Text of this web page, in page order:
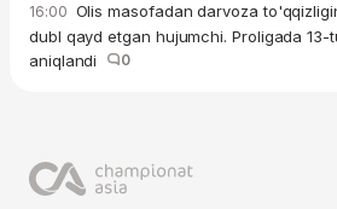
16:00 Olis masofadan darvoza
dubl qayd etgan hujumchi. Proligada 13-
aniqlandi
0